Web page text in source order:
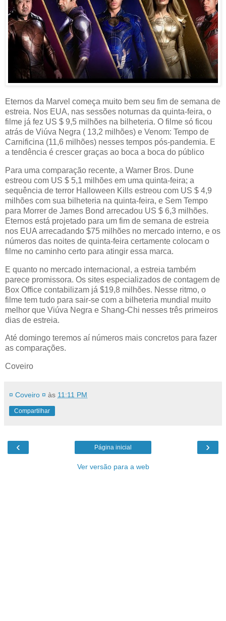
Eternos da Marvel começa muito bem seu fim de semana de
estreia. Nos EUA, nas sessões noturnas da quinta-feira, o
filme já fez US $ 9,5 milhões na bilheteria. O filme só ficou
atrás de Viúva Negra ( 13,2 milhões) e Venom: Tempo de
Carnificina (11,6 milhões) nesses tempos pós-pandemia. E
a tendência é crescer graças ao boca a boca do público
Para uma comparação recente, a Warner Bros. Dune
estreou com US $ 5,1 milhões em uma quinta-feira; a
sequência de terror Halloween Kills estreou com US $ 4,9
milhões com sua bilheteria na quinta-feira, e Sem Tempo
para Morrer de James Bond arrecadou US $ 6,3 milhões.
Eternos está projetado para um fim de semana de estreia
nos EUA arrecadando $75 milhões no mercado interno, e os
números das noites de quinta-feira certamente colocam o
filme no caminho certo para atingir essa marca.
E quanto no mercado internacional, a estreia também
parece promissora. Os sites especializados de contagem de
Box Office contabilizam já $19,8 milhões. Nesse ritmo, o
filme tem tudo para sair-se com a bilheteria mundial muito
melhor que Viúva Negra e Shang-Chi nesses três primeiros
dias de estreia.
Até domingo teremos aí números mais concretos para fazer
as comparações.
Coveiro
¤ Coveiro ¤ às 11:11 PM
Compartilhar
‹ ›
Página inicial
Ver versão para a web